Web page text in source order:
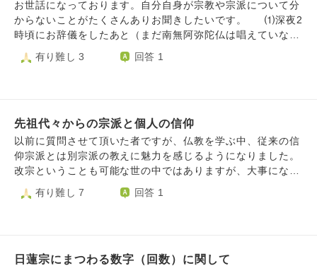
法大師が良いかと思えば、地元に寺が多くあり、雰囲気が良
い天台が良さそうと思ったり、教学は東密の方が一枚上らし
し、でも宮坂宥洪先生にお会いした時智山でも南無阿弥陀仏
ってみよう、拘ることはない、広く視野を持って色々学ぶと
いい、教えは向こうから転がってくる。自分から求めること
はない等々貴重なお話を頂きましたが、なかなか散心してし
まって納得できない、落とし所が見つかりません。 僧侶に
なるならないを置いておいても、考え方と修行の雰囲気がい
い天台か、教学的に一番しっくりくる智山か、いっそ格式が
に興味を持ちました。 ただ、大人になるまでは母が監視し
ていた為遠くて動けず、家を追い出されてから自由に信仰で
きるようになったので、この機会に僕が本当に信仰できる仏
.色々な宗派の講座を受講したいと考えてるのですがそれは
のでしょうか？ 3.もし宗派が決まった場合は仏壇とか設置し
た方が良いのでしょうか？（独身で1R6畳の木造アパートに
住んでます 一人暮らしの為故人はいません） 回答よろし
くお願いします
お世話になっております。自分自身が宗教や宗派について分
からないことがたくさんありお聞きしたいです。 ⑴深夜2
時頃にお辞儀をしたあと（まだ南無阿弥陀仏は唱えていな
い）丑三つ時に唱えていいのか分からず2:30以降に再開しま
した。（家族が起きてきたので洗面所に移動）以前、いつで
たりなことをしてしまったでしょうか？ ⑵私実家の宗
派、旦那実家の宗派が分からないのですが、異なる場合はど
ちらを信仰したらよいでしょうか？信仰は自由とは言います
が何かお手続きなど必要なのでしょうか？ LINE電話の通
る方がいるのですが、尋ねたいことがあり般若心経が聞こえ
那の実家は分かりませんが、私自身はお恥ずかしながら熱心
有り難し 3 回答 1
先祖代々からの宗派と個人の信仰
以前に質問させて頂いた者ですが、仏教を学ぶ中、従来の信
仰宗派とは別宗派の教えに魅力を感じるようになりました。
改宗ということも可能な世の中ではありますが、大事になる
ことは重々承知であり、現段階では実行せずにと思うので
す。そんな中、自分自身その別宗派が重んじている教えに心
通りで供養に努めて参りますが。また改宗についてもし何か
有り難し 7 回答 1
日蓮宗にまつわる数字（回数）に関して